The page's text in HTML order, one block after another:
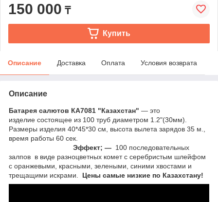
150 000 ₸
Купить
Описание Доставка Оплата Условия возврата
Описание
Батарея салютов КА7081 "Казахстан" ― это
изделие состоящее из 100 труб диаметром 1.2"(30мм).
Размеры изделия 40*45*30 см, высота вылета зарядов 35 м.,
время работы 60 сек.
Эффект; ― 100 последовательных
залпов в виде разноцветных комет с серебристым шлейфом
с оранжевыми, красными, зелеными, синими хвостами и
трещащими искрами.
Цены самые низкие по Казахстану!